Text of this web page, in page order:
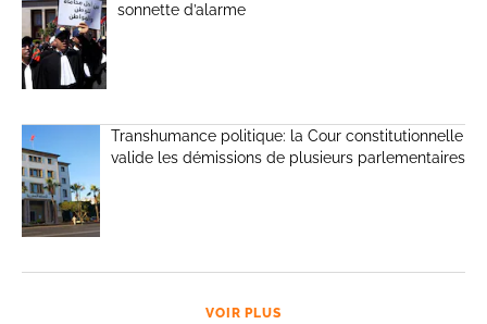
sonnette d’alarme
Transhumance politique: la Cour constitutionnelle
valide les démissions de plusieurs parlementaires
VOIR PLUS